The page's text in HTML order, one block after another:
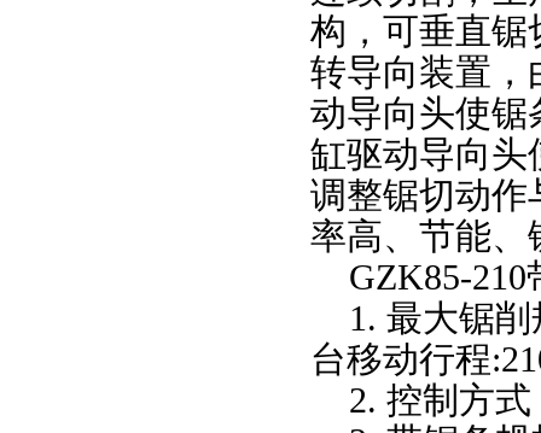
构，可垂直锯
转导向装置，
动导向头使锯
缸驱动导向头
调整锯切动作
率高、节能、
GZK85-210
1. 最大锯
台移动行程
2. 控制方